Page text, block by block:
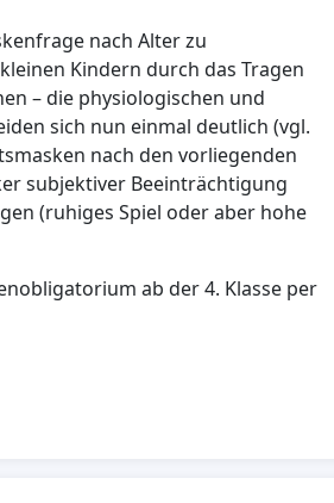
nach Alter zu
Kindern durch das Tragen
– die physiologischen und
sich nun einmal deutlich (vgl.
nach den vorliegenden
subjektiver Beeinträchtigung
(ruhiges Spiel oder aber hohe
ab der 4. Klasse per